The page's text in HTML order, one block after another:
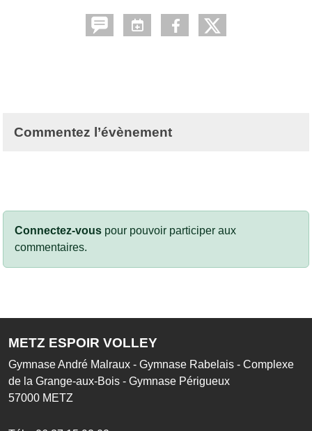
Commentez l’évènement
Connectez-vous pour pouvoir participer aux
commentaires.
METZ ESPOIR VOLLEY
Gymnase André Malraux - Gymnase Rabelais - Complexe
de la Grange-aux-Bois - Gymnase Périgueux
57000 METZ